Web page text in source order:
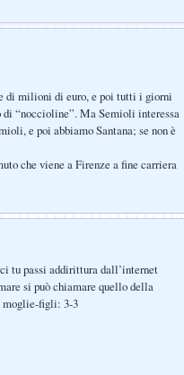
di milioni di euro, e poi tutti i giorni
di “noccioline”. Ma Semioli interessa
e poi abbiamo Santana; se non è
che viene a Firenze a fine carriera
tu passi addirittura dall’internet
si può chiamare quello della
figli: 3-3